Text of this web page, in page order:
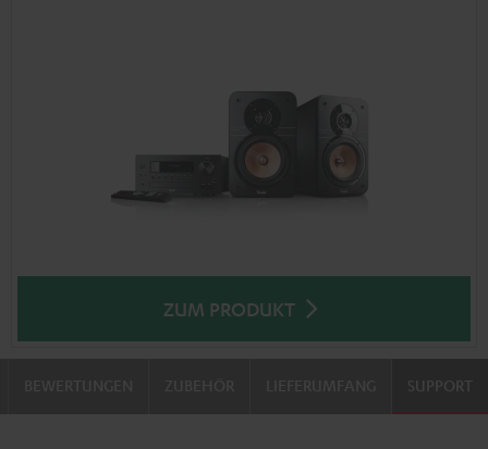
ZUM PRODUKT
SUPPORT